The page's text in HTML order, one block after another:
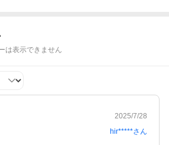
は表示できません
2025/7/28
hir*****さん